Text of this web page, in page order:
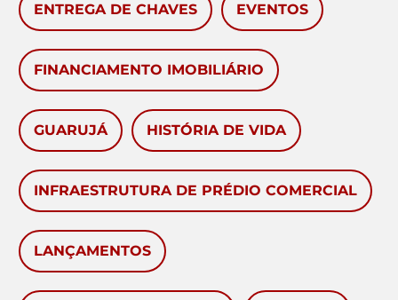
ENTREGA DE CHAVES EVENTOS
FINANCIAMENTO IMOBILIÁRIO
GUARUJÁ HISTÓRIA DE VIDA
INFRAESTRUTURA DE PRÉDIO COMERCIAL
LANÇAMENTOS